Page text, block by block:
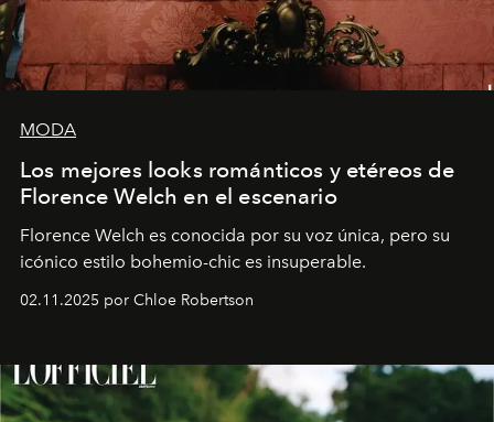
MODA
Los mejores looks románticos y etéreos de
Florence Welch en el escenario
Florence Welch es conocida por su voz única, pero su
icónico estilo bohemio-chic es insuperable.
02.11.2025 por Chloe Robertson